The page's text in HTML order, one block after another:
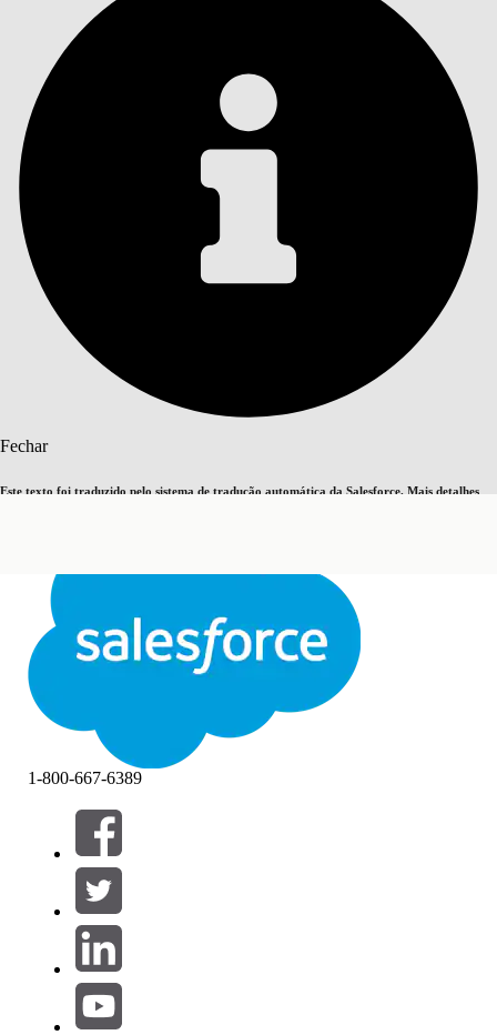
Fechar
Este texto foi traduzido pelo sistema de tradução automática da Salesforce. Mais detalhes
Fechar Fechar
ÍNDICE
Pesquisar
Filtros (0)
SELECIONAR FILTROS
Área de produtos
1-800-667-6389